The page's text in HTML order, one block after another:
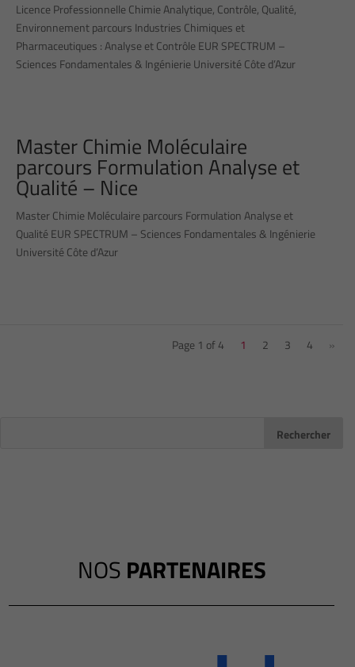
Licence Professionnelle Chimie Analytique, Contrôle, Qualité,
Environnement parcours Industries Chimiques et
Pharmaceutiques : Analyse et Contrôle EUR SPECTRUM –
Sciences Fondamentales & Ingénierie Université Côte d’Azur
Master Chimie Moléculaire
parcours Formulation Analyse et
Qualité – Nice
Master Chimie Moléculaire parcours Formulation Analyse et
Qualité EUR SPECTRUM – Sciences Fondamentales & Ingénierie
Université Côte d’Azur
Page 1 of 4 1 2 3 4 »
NOS PARTENAIRES